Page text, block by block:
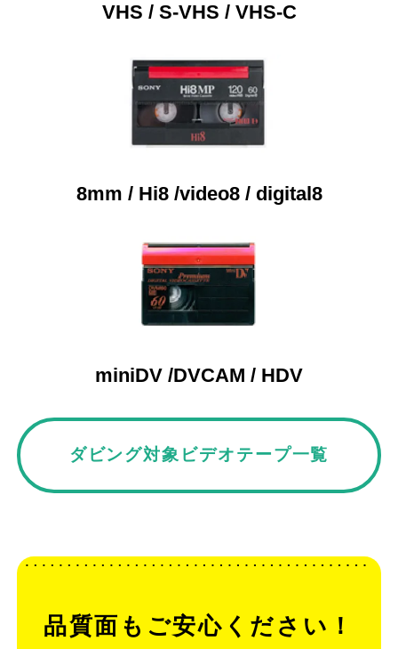
VHS / S-VHS / VHS-C
8mm / Hi8 /video8 / digital8
miniDV /DVCAM / HDV
ダビング対象ビデオテープ一覧
品質面もご安心ください！